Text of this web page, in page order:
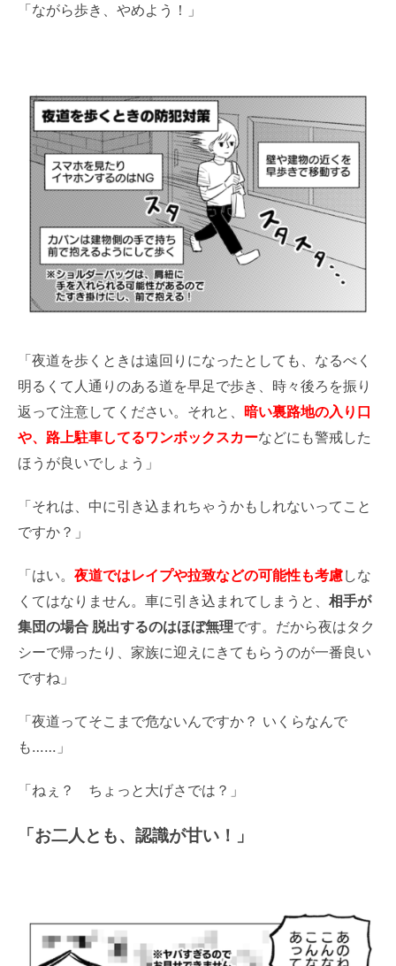
「ながら歩き、やめよう！」
「夜道を歩くときは遠回りになったとしても、なるべく
明るくて人通りのある道を早足で歩き、時々後ろを振り
返って注意してください。それと、 暗い裏路地の入り口
や、路上駐車してるワンボックスカーなどにも警戒した
ほうが良いでしょう」
「それは、中に引き込まれちゃうかもしれないってこと
ですか？」
「はい。 夜道ではレイプや拉致などの可能性も考慮しな
くてはなりません。車に引き込まれてしまうと、 相手が
集団の場合 脱出するのはほぼ無理です。だから夜はタク
シーで帰ったり、家族に迎えにきてもらうのが一番良い
ですね」
「夜道ってそこまで危ないんですか？ いくらなんで
も……」
「ねぇ？ ちょっと大げさでは？」
「お二人とも、認識が甘い！」